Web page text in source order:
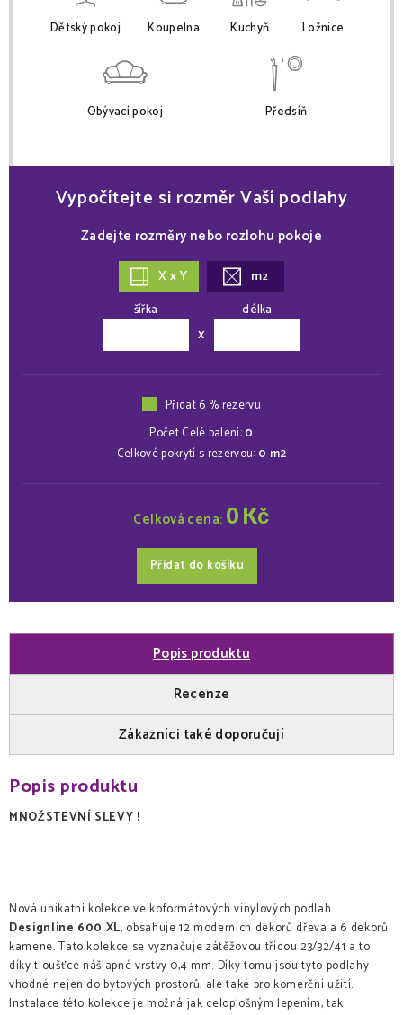
Dětský pokoj Koupelna Kuchyň Ložnice
Obývací pokoj Předsíň
Vypočítejte si rozměr Vaší podlahy
Zadejte rozměry nebo rozlohu pokoje
X x Y m2
šířka
x
délka
Přidat 6 % rezervu
Počet Celé balení:0
Celkové pokrytí s rezervou: 0 m2
Celková cena: 0Kč
Přidat do košíku
Popis produktu
Recenze
Zákazníci také doporučují
Popis produktu
MNOŽSTEVNÍ SLEVY !
Nová unikátní kolekce velkoformátových vinylových podlah
Designline 600 XL, obsahuje 12 moderních dekorů dřeva a 6 dekorů
kamene. Tato kolekce se vyznačuje zátěžovou třídou 23/32/41 a to
díky tloušťce nášlapné vrstvy 0,4 mm. Díky tomu jsou tyto podlahy
vhodné nejen do bytových prostorů, ale také pro komerční užití.
Instalace této kolekce je možná jak celoplošným lepením, tak